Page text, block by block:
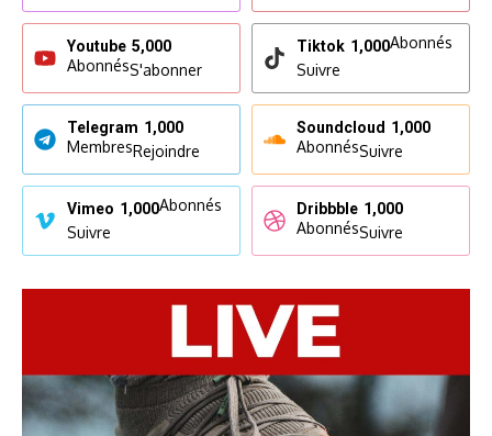
Youtube 5,000
AbonnésS'abonner
Tiktok 1,000Abonnés
Suivre
Telegram 1,000
MembresRejoindre
Soundcloud 1,000
AbonnésSuivre
Vimeo 1,000Abonnés
Suivre
Dribbble 1,000
AbonnésSuivre